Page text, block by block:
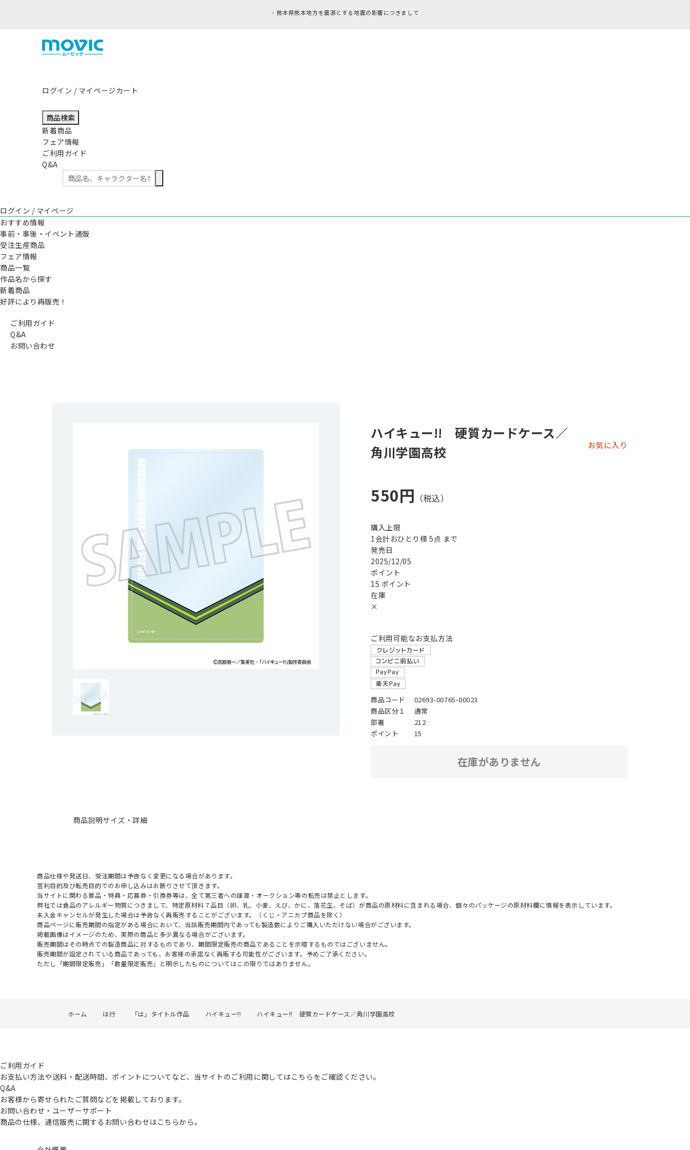
ログイン / マイページカート
商品検索
新着商品
フェア情報
ご利用ガイド
Q&A
ログイン / マイページ
おすすめ情報
事前・事後・イベント通販
受注生産商品
フェア情報
商品一覧
作品名から探す
新着商品
好評により再販売！
ご利用ガイド
Q&A
お問い合わせ
ハイキュー!! 硬質カードケース／
角川学園高校
お気に入り
550円
購入上限
1会計おひとり様 5点 まで
発売日
2025/12/05
ポイント
15 ポイント
在庫
×
ご利用可能なお支払方法
商品コード
02693-00765-00023
商品区分１
通常
部署
212
ポイント
15
在庫がありません
商品説明サイズ・詳細
商品仕様や発送日、受注期間は予告なく変更になる場合があります。
営利目的及び転売目的でのお申し込みはお断りさせて頂きます。
当サイトに関わる景品・特典・応募券・引換券等は、全て第三者への譲渡・オークション等の転売は禁止とします。
弊社では食品のアレルギー物質につきまして、特定原材料７品目（卵、乳、小麦、えび、かに、落花生、そば）が商品の原材料に含まれる場合、個々のパッケージの原材料欄に情報を表示しています。
未入金キャンセルが発生した場合は予告なく再販売することがございます。（くじ・アニカプ商品を除く）
商品ページに販売期間の指定がある場合において、当該販売期間内であっても製造数によりご購入いただけない場合がございます。
掲載画像はイメージのため、実際の商品と多少異なる場合がございます。
販売期間はその時点での製造商品に対するものであり、期間限定販売の商品であることを示唆するものではございません。
販売期間が設定されている商品であっても、お客様の承諾なく再販する可能性がございます。予めご了承ください。
ただし「期間限定販売」「数量限定販売」と明示したものについてはこの限りではありません。
ホーム は行 「は」タイトル作品 ハイキュー!! ハイキュー!! 硬質カードケース／角川学園高校
ご利用ガイド
お支払い方法や送料・配送時間、ポイントについてなど、当サイトのご利用に関してはこちらをご確認ください。
Q&A
お客様から寄せられたご質問などを掲載しております。
お問い合わせ・ユーザーサポート
商品の仕様、通信販売に関するお問い合わせはこちらから。